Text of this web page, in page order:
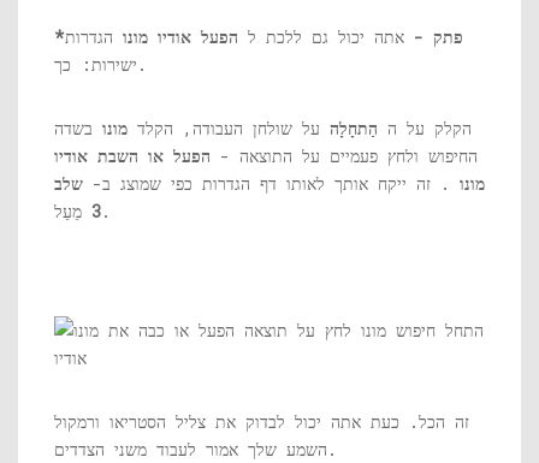
*פתק - אתה יכול גם ללכת ל הפעל אודיו מונו הגדרות
ישירות: כך.
הקלק על ה הַתחָלָה על שולחן העבודה, הקלד מונו בשדה
החיפוש ולחץ פעמיים על התוצאה - הפעל או השבת אודיו
מונו . זה ייקח אותך לאותו דף הגדרות כפי שמוצג ב- שלב
3מֵעַל.
זה הכל. כעת אתה יכול לבדוק את צליל הסטריאו ורמקול
השמע שלך אמור לעבוד משני הצדדים.